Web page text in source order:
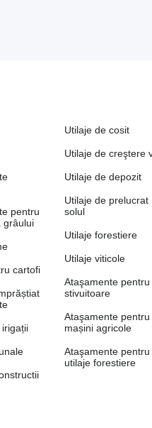
pentru
grâului
cartofi
Utilaje de cosit
Utilaje de creştere
Utilaje de depozit
Utilaje de prelucrat
solul
Utilaje forestiere
Utilaje viticole
Ataşamente pentru
stivuitoare
Ataşamente pentru
mașini agricole
Ataşamente pentru
utilaje forestiere